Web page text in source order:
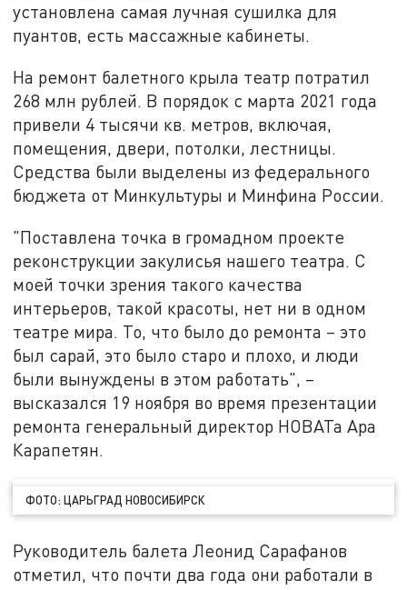
установлена самая лучная сушилка для
пуантов, есть массажные кабинеты.
На ремонт балетного крыла театр потратил
268 млн рублей. В порядок с марта 2021 года
привели 4 тысячи кв. метров, включая,
помещения, двери, потолки, лестницы.
Средства были выделены из федерального
бюджета от Минкультуры и Минфина России.
"Поставлена точка в громадном проекте
реконструкции закулисья нашего театра. С
моей точки зрения такого качества
интерьеров, такой красоты, нет ни в одном
театре мира. То, что было до ремонта – это
был сарай, это было старо и плохо, и люди
были вынуждены в этом работать", –
высказался 19 ноября во время презентации
ремонта генеральный директор НОВАТа Ара
Карапетян.
ФОТО: ЦАРЬГРАД НОВОСИБИРСК
Руководитель балета Леонид Сарафанов
отметил, что почти два года они работали в